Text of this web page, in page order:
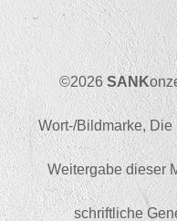
©2026SANK
Wort-/Bildmarke,
Weitergabe dieser
schriftliche